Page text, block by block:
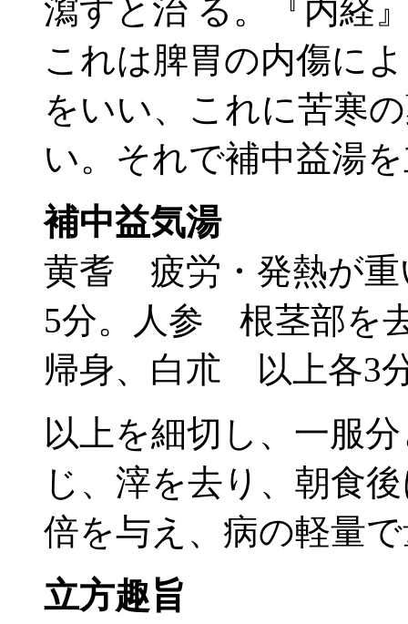
瀉すと治 る。『内経
これは脾胃の内傷に
をいい、これに苦寒
い。それで補中益湯
補中益気湯
黄耆 疲労・発熱が
5分。人参 根茎部を
帰身、白朮 以上各3
以上を細切し、一服
じ、滓を去り、朝食
倍を与え、病の軽量
立方趣旨